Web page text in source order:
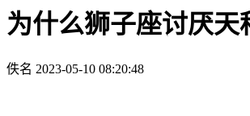
为什么狮子座讨厌
佚名 2023-05-10 08:20:48